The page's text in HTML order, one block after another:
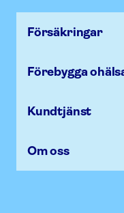
Försäk­ringar
Förebygga
Kundtjänst
Om oss